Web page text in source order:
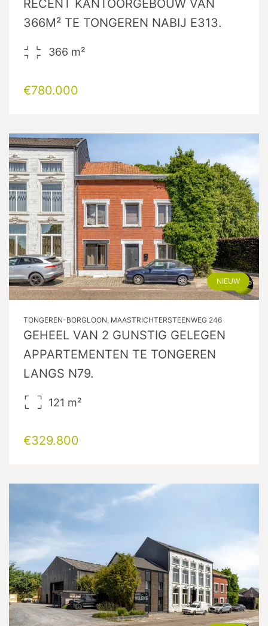
RECENT KANTOORGEBOUW VAN
366M² TE TONGEREN NABIJ E313.
366 m²
€780.000
NIEUW
TONGEREN-BORGLOON, MAASTRICHTERSTEENWEG 246
GEHEEL VAN 2 GUNSTIG GELEGEN
APPARTEMENTEN TE TONGEREN
LANGS N79.
121 m²
€329.800